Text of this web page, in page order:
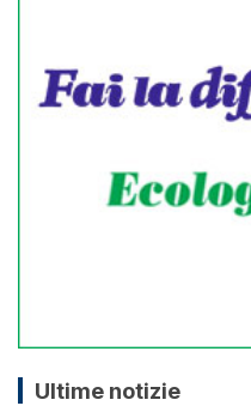
Ultime notizie